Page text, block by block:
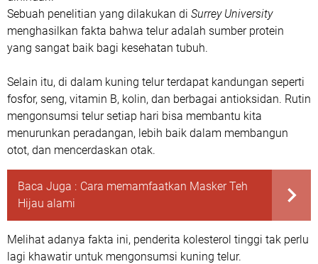
Sebuah penelitian yang dilakukan di Surrey University
menghasilkan fakta bahwa telur adalah sumber protein
yang sangat baik bagi kesehatan tubuh.
Selain itu, di dalam kuning telur terdapat kandungan seperti
fosfor, seng, vitamin B, kolin, dan berbagai antioksidan. Rutin
mengonsumsi telur setiap hari bisa membantu kita
menurunkan peradangan, lebih baik dalam membangun
otot, dan mencerdaskan otak.
Baca Juga : Cara memamfaatkan Masker Teh
Hijau alami
Melihat adanya fakta ini, penderita kolesterol tinggi tak perlu
lagi khawatir untuk mengonsumsi kuning telur.